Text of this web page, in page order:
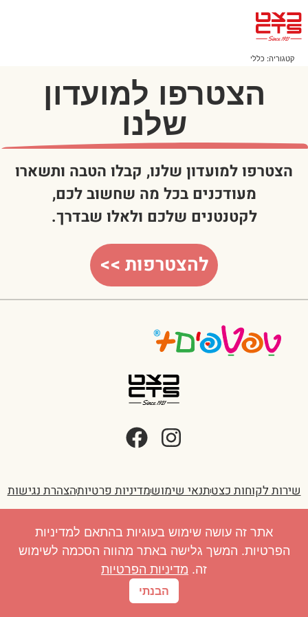
קטגוריה: כללי
הצטרפו למועדון
שלנו
הצטרפו למועדון שלנו, קבלו הטבה ותשארו
מעודכנים בכל מה שחשוב לכם,
לקטנטנים שלכם ולאלו שבדרך.
להצטרפות >>
שירות לקוחות כצטתנאי שימושמדיניות פרטיותהצהרת נגישות
אתר זה עושה שימוש בעוגיות בהתאם למדיניות
הפרטיות. המשך גלישה באתר מהווה הסכמה לשימוש
זה. מדיניות הפרטיות
הבנתי